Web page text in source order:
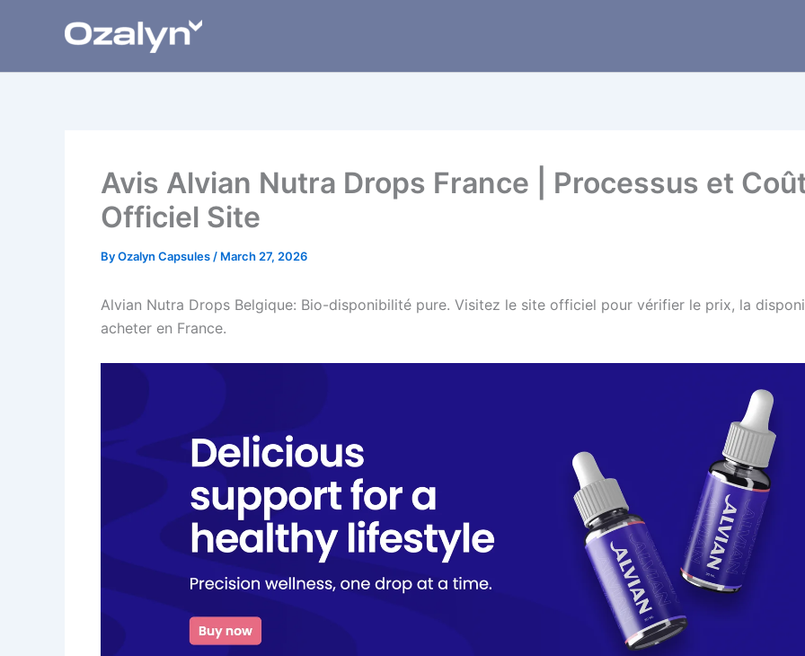
Avis Alvian Nutra Drops France | Processus et
Officiel Site
ByOzalyn Capsules / March 27, 2026
Alvian Nutra Drops Belgique: Bio-disponibilité pure. Visitez le site officiel pour vérifier le prix, la
acheter en France.